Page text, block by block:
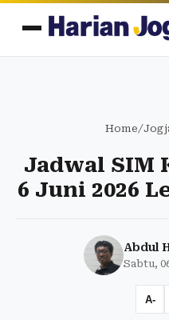
Home/
Jadwal SIM
6 Juni 2026
Abdul
Sabtu,
A-